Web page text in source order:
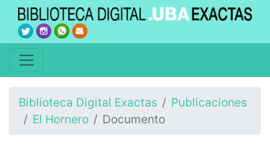
Biblioteca Digital Exactas
Publicaciones
El Hornero
Documento